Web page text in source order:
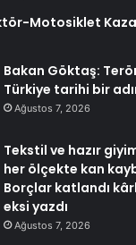
Motosiklet
Bakan Göktaş:
Türkiye tarihi bir
Ağustos 7, 2026
Tekstil ve hazır
her ölçekte kan
Borçlar katlandı
eksi yazdı
Ağustos 7, 2026